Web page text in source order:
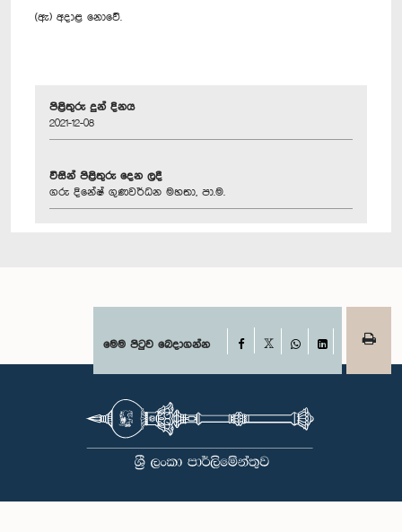
(ඇ) අදාළ නොවේ.
පිළිතුරු දුන් දිනය
2021-12-08
විසින් පිළිතුරු දෙන ලදී
ගරු දිනේෂ් ගුණවර්ධන මහතා, පා.ම.
මෙම පිටුව බෙදාගන්න Facebook
WhatsAppLinkedIn